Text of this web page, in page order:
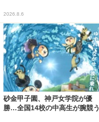
2026.8.6
砂金甲子園、神戸女学院が優
勝…全国14校の中高生が腕競う